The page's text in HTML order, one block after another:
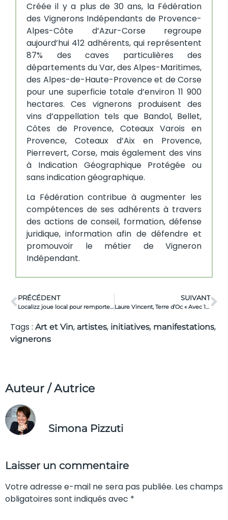
Créée il y a plus de 30 ans, la Fédération
des Vignerons Indépendants de Provence-
Alpes-Côte d’Azur-Corse regroupe
aujourd’hui 412 adhérents, qui représentent
87% des caves particulières des
départements du Var, des Alpes-Maritimes,
des Alpes-de-Haute-Provence et de Corse
pour une superficie totale d’environ 11 900
hectares. Ces vignerons produisent des
vins d’appellation tels que Bandol, Bellet,
Côtes de Provence, Coteaux Varois en
Provence, Coteaux d’Aix en Provence,
Pierrevert, Corse, mais également des vins
à Indication Géographique Protégée ou
sans indication géographique.
La Fédération contribue à augmenter les
compétences de ses adhérents à travers
des actions de conseil, formation, défense
juridique, information afin de défendre et
promouvoir le métier de Vigneron
Indépendant.
PRÉCÉDENT
Localizz joue local pour remporter la mise
SUIVANT
Laure Vincent, Terre d’Oc « Avec 1% For The Planet, nous soutenons déjà 15 associations, dont 5 en région »
Tags : Art et Vin, artistes, initiatives, manifestations,
vignerons
Auteur / Autrice
Simona Pizzuti
Laisser un commentaire
Votre adresse e-mail ne sera pas publiée. Les champs
obligatoires sont indiqués avec *